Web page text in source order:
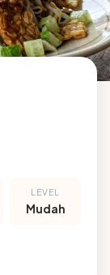
LEVEL
Mudah